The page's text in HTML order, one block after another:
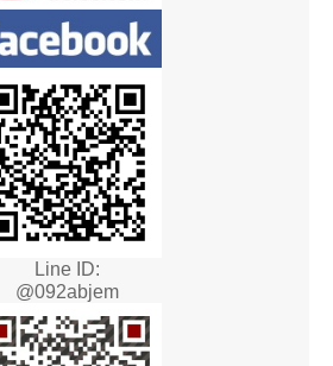
Line ID:
@092abjem